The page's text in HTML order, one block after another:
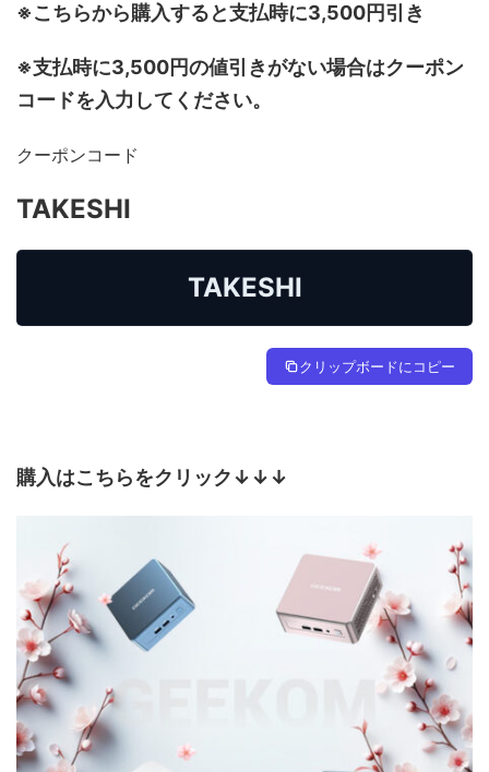
※こちらから購入すると支払時に3,500円引き
※支払時に3,500円の値引きがない場合はクーポン
コードを入力してください。
クーポンコード
TAKESHI
TAKESHI
クリップボードにコピー
購入はこちらをクリック↓↓↓